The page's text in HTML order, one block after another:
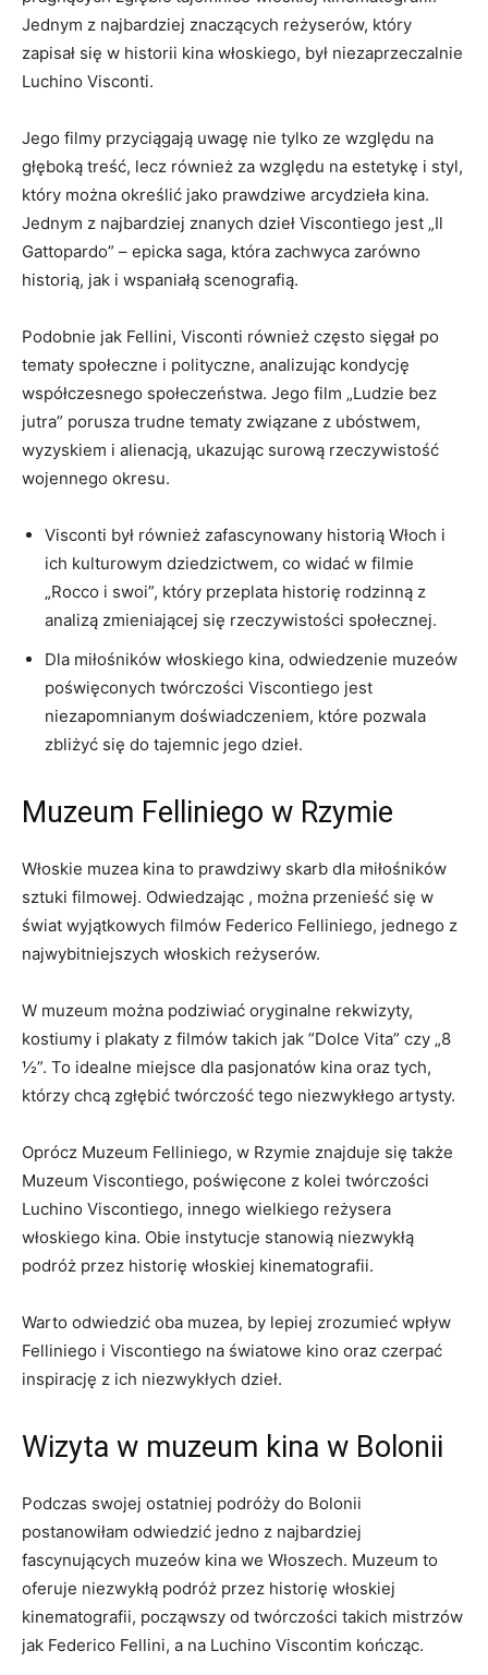
Jednym z najbardziej znaczących reżyserów, który
zapisał się w historii kina włoskiego, był​ niezaprzeczalnie
Luchino⁢ Visconti.
Jego filmy przyciągają‍ uwagę nie tylko‌ ze względu na
głęboką treść,⁣ lecz również za⁣ względu na ⁢estetykę i styl,
który można określić‍ jako prawdziwe arcydzieła kina.
Jednym z​ najbardziej znanych dzieł Viscontiego jest „Il
Gattopardo” – ⁣epicka⁣ saga, która zachwyca zarówno
historią, jak ‍i wspaniałą scenografią.
Podobnie jak Fellini, Visconti również często sięgał po
tematy społeczne i polityczne, analizując kondycję
⁣współczesnego‌ społeczeństwa.‌ Jego film „Ludzie ⁣bez
jutra” porusza trudne tematy⁣ związane z ubóstwem,⁢
wyzyskiem⁤ i alienacją, ukazując surową rzeczywistość
wojennego okresu.
Visconti był⁣ również‌ zafascynowany​ historią ⁢Włoch i‌
ich​ kulturowym dziedzictwem, ⁣co widać w filmie
„Rocco i swoi”, który przeplata historię ‍rodzinną⁤ z
analizą zmieniającej się rzeczywistości⁤ społecznej.
Dla miłośników włoskiego kina, odwiedzenie muzeów
poświęconych twórczości Viscontiego jest‌
niezapomnianym doświadczeniem, które⁤ pozwala
zbliżyć się do tajemnic ⁢jego dzieł.
Muzeum Felliniego w⁤ Rzymie
Włoskie muzea kina to‌ prawdziwy skarb dla miłośników
sztuki ⁢filmowej. Odwiedzając , można przenieść się w
świat wyjątkowych ‌filmów Federico ⁣Felliniego, jednego z
najwybitniejszych ⁣włoskich reżyserów.
W muzeum ⁣można podziwiać oryginalne‍ rekwizyty,
kostiumy i plakaty⁣ z filmów takich jak ​”Dolce Vita” ⁢czy⁢ „8⁣
½”. To⁣ idealne miejsce dla pasjonatów⁣ kina oraz tych,
którzy chcą zgłębić⁢ twórczość tego niezwykłego artysty.
Oprócz Muzeum Felliniego,⁢ w Rzymie znajduje się ​także
⁢Muzeum Viscontiego,⁣ poświęcone z kolei twórczości
Luchino Viscontiego, innego wielkiego reżysera
włoskiego kina. Obie instytucje stanowią niezwykłą
podróż przez historię włoskiej⁤ kinematografii.
Warto odwiedzić oba muzea,‍ by lepiej zrozumieć⁣ wpływ
Felliniego i Viscontiego⁣ na światowe kino oraz czerpać
inspirację z ich niezwykłych⁣ dzieł.
Wizyta w muzeum kina ⁤w Bolonii
Podczas swojej ostatniej ‌podróży ⁢do Bolonii
postanowiłam‌ odwiedzić‌ jedno z najbardziej
fascynujących​ muzeów kina we Włoszech. Muzeum to
oferuje⁣ niezwykłą podróż ‍przez historię włoskiej
kinematografii, począwszy od twórczości ​takich mistrzów
jak‌ Federico Fellini, a⁤ na Luchino ‌Viscontim kończąc.